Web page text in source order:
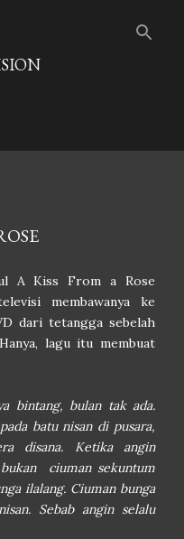
A Kiss From a Rose
membawanya ke
dari tetangga sebelah
lagu itu membuat
bintang, bulan tak ada.
batu nisan di pusara,
disana. Ketika angin
ciuman sekuntum
ilalang. Ciuman bunga
Sebab angin selalu